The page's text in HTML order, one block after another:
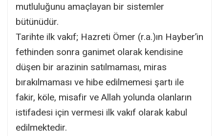
mutluluğunu amaçlayan bir sistemler
bütünüdür.
Tarihte ilk vakıf; Hazreti Ömer (r.a.)ın Hayber’in
fethinden sonra ganimet olarak kendisine
düşen bir arazinin satılmaması, miras
bırakılmaması ve hibe edilmemesi şartı ile
fakir, köle, misafir ve Allah yolunda olanların
istifadesi için vermesi ilk vakıf olarak kabul
edilmektedir.